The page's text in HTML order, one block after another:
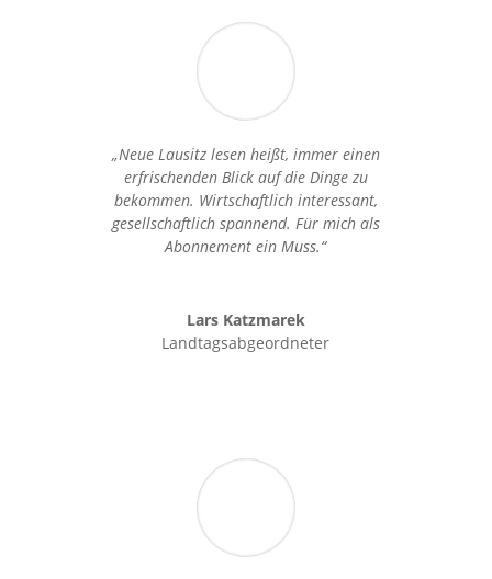
„Neue Lausitz lesen heißt, immer einen
erfrischenden Blick auf die Dinge zu
bekommen. Wirtschaftlich interessant,
gesellschaftlich spannend. Für mich als
Abonnement ein Muss.“
Lars Katzmarek
Landtagsabgeordneter